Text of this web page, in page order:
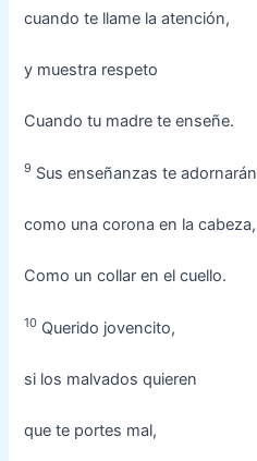
cuando te llame la atención,
y muestra respeto
Cuando tu madre te enseñe.
9 Sus enseñanzas te adornarán
como una corona en la cabeza,
Como un collar en el cuello.
10 Querido jovencito,
si los malvados quieren
que te portes mal,